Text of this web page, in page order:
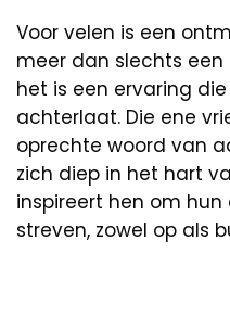
Voor velen is een
meer dan slechts
het is een ervaring
achterlaat. Die ene
oprechte woord van
zich diep in het hart
inspireert hen om
streven, zowel op als